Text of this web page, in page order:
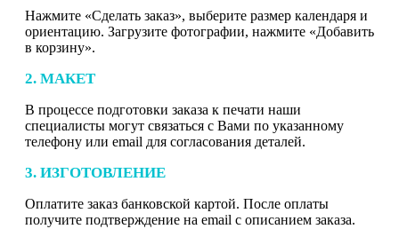
Нажмите «Сделать заказ», выберите размер календаря и
ориентацию. Загрузите фотографии, нажмите «Добавить
в корзину».
2. МАКЕТ
В процессе подготовки заказа к печати наши
специалисты могут связаться с Вами по указанному
телефону или email для согласования деталей.
3. ИЗГОТОВЛЕНИЕ
Оплатите заказ банковской картой. После оплаты
получите подтверждение на email с описанием заказа.